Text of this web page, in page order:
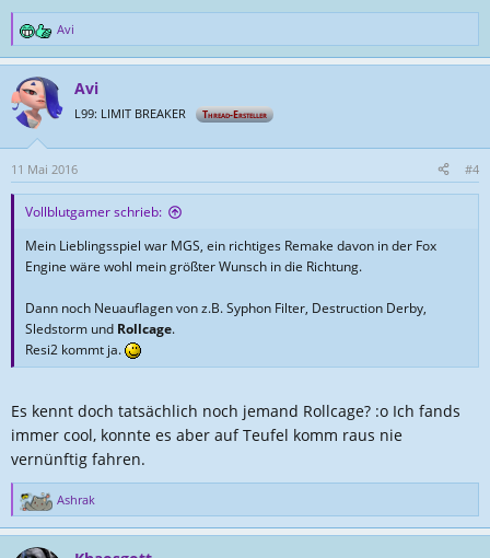
R
e
k
t
o
n
e
n
Avi
Avi
L99: LIMIT BREAKER Thread-Ersteller
11 Mai 2016 #4
Vollblutgamer schrieb:
Mein Lieblingsspiel war MGS, ein richtiges Remake davon in der Fox
Engine wäre wohl mein größter Wunsch in die Richtung.
Dann noch Neuauflagen von z.B. Syphon Filter, Destruction Derby,
Sledstorm und Rollcage.
Resi2 kommt ja.
Es kennt doch tatsächlich noch jemand Rollcage? :o Ich fands
immer cool, konnte es aber auf Teufel komm raus nie
vernünftig fahren.
R
e
Ashrak